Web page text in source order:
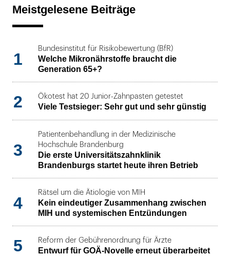
Meistgelesene Beiträge
1
Bundesinstitut für Risikobewertung (BfR)
Welche Mikronährstoffe braucht die
Generation 65+?
2 Ökotest hat 20 Junior-Zahnpasten getestet
Viele Testsieger: Sehr gut und sehr günstig
3
Patientenbehandlung in der Medizinische
Hochschule Brandenburg
Die erste Universitätszahnklinik
Brandenburgs startet heute ihren Betrieb
4
Rätsel um die Ätiologie von MIH
Kein eindeutiger Zusammenhang zwischen
MIH und systemischen Entzündungen
5 Reform der Gebührenordnung für Ärzte
Entwurf für GOÄ-Novelle erneut überarbeitet